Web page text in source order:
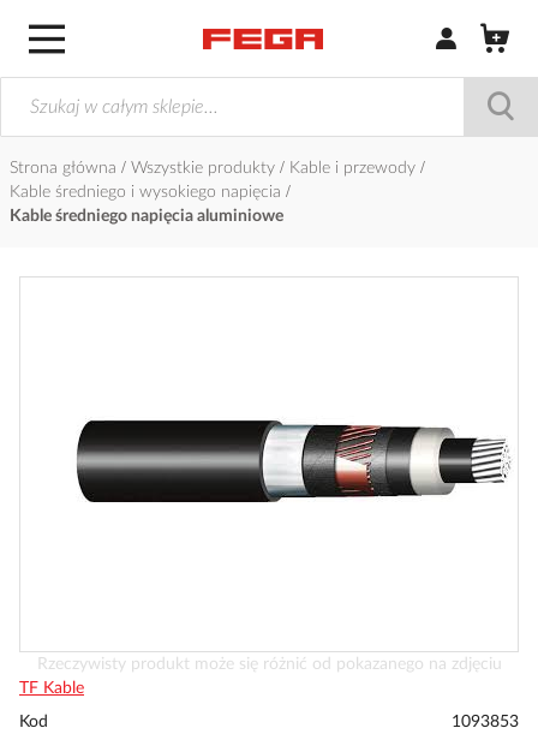
Zaloguj się /
Strona główna Wszystkie produkty
Kable i przewody
Kable średniego i wysokiego napięcia
Kable średniego napięcia aluminiowe
Przejdź
na
początek
Rzeczywisty produkt może się różnić od pokazanego na zdjęciu
TF Kable
Kod
1093853